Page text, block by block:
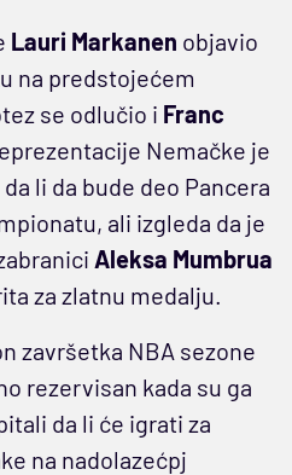
Lauri Markanen objavio
na predstojećem
se odlučio i Franc
Nemačke je
li da bude deo Pancera
ali izgleda da je
Aleksa Mumbrua
za zlatnu medalju.
završetka NBA sezone
rezervisan kada su ga
da li će igrati za
na nadolazećpj